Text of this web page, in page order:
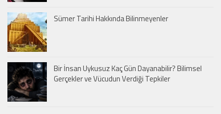
Sümer Tarihi Hakkında Bilinmeyenler
Bir İnsan Uykusuz Kaç Gün Dayanabilir? Bilimsel
Gerçekler ve Vücudun Verdiği Tepkiler